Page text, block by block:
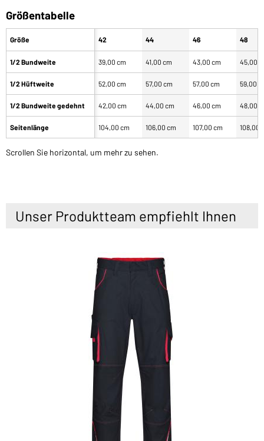
Größentabelle
Größe
1/2 Bundweite
1/2 Hüftweite
1/2 Bundweite gedehnt
Seitenlänge
42 44 46 48
39,00 cm 41,00 cm 43,00 cm 45,00
52,00 cm 57,00 cm 57,00 cm 59,00
42,00 cm 44,00 cm 46,00 cm 48,00
104,00 cm 106,00 cm 107,00 cm 108,00
Scrollen Sie horizontal, um mehr zu sehen.
Unser Produktteam empfiehlt Ihnen